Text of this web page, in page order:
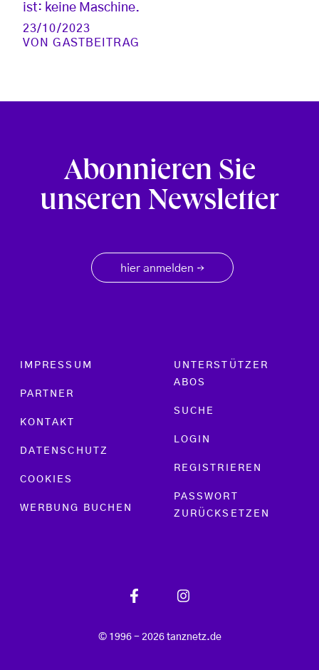
ist: keine Maschine.
23/10/2023
VONGASTBEITRAG
Abonnieren Sie
unseren Newsletter
hier anmelden →
Footer menu
IMPRESSUM
PARTNER
KONTAKT
DATENSCHUTZ
COOKIES
WERBUNG BUCHEN
UNTERSTÜTZER
ABOS
SUCHE
LOGIN
REGISTRIEREN
PASSWORT
ZURÜCKSETZEN
© 1996 - 2026 tanznetz.de